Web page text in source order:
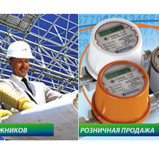
на
магазинов
полный
товара для
газового
в Вашем
что будет
Предлагаем
сотрудничество
монтажникам
оборудования.
занимаетесь
газового
предлагаем Вам
цены и документарное
сопровождение
продаж (берем всю
бухгалтерию "на